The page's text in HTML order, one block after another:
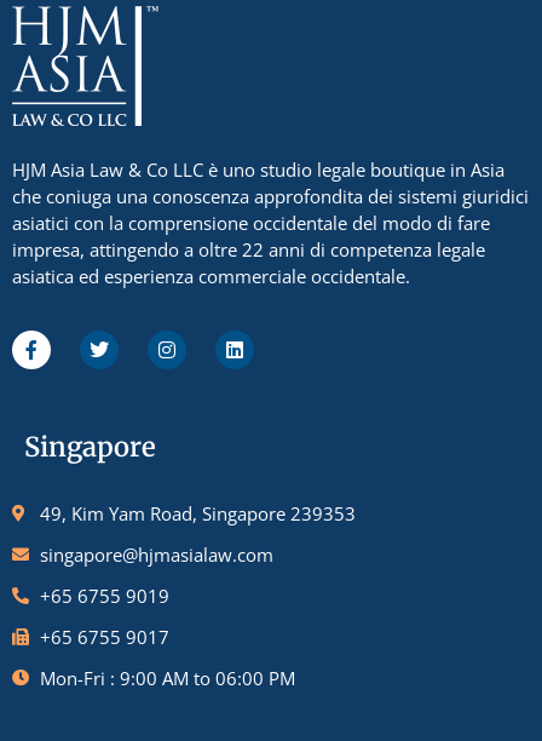
HJM Asia Law & Co LLC è uno studio legale boutique in Asia
che coniuga una conoscenza approfondita dei sistemi giuridici
asiatici con la comprensione occidentale del modo di fare
impresa, attingendo a oltre 22 anni di competenza legale
asiatica ed esperienza commerciale occidentale.
Singapore
49, Kim Yam Road, Singapore 239353
singapore@hjmasialaw.com
+65 6755 9019
+65 6755 9017
Mon-Fri : 9:00 AM to 06:00 PM